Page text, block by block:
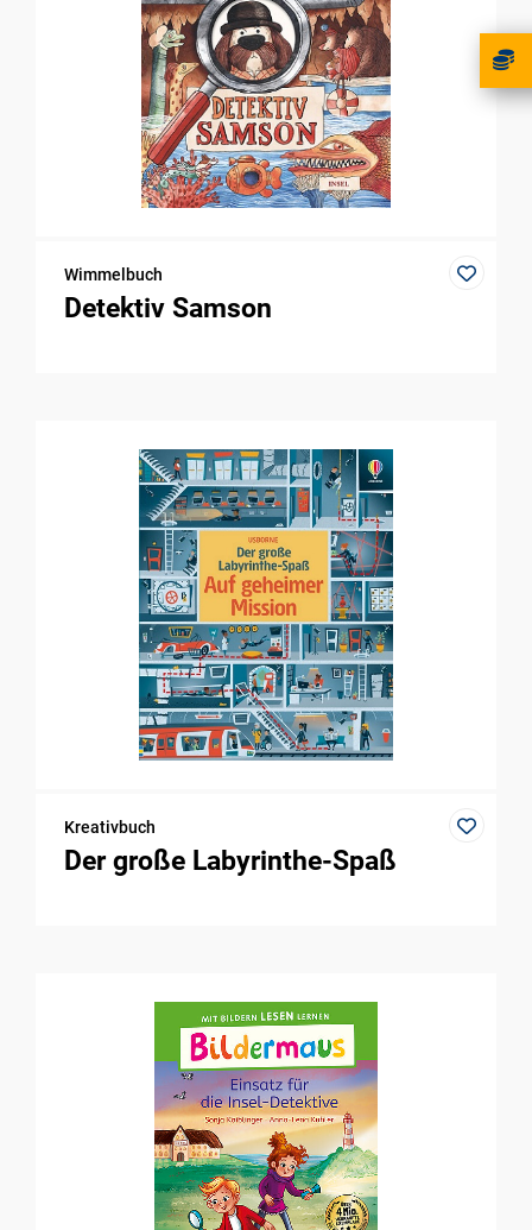
Wimmelbuch
Detektiv Samson
Kreativbuch
Der große Labyrinthe-Spaß